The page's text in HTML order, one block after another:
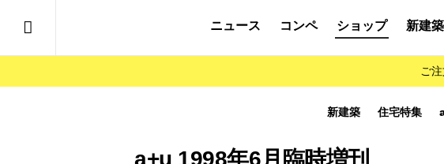
ニュース コンペ ショップ 新建
ご
新建築 住宅特集
a+u 1998年6月臨時増刊